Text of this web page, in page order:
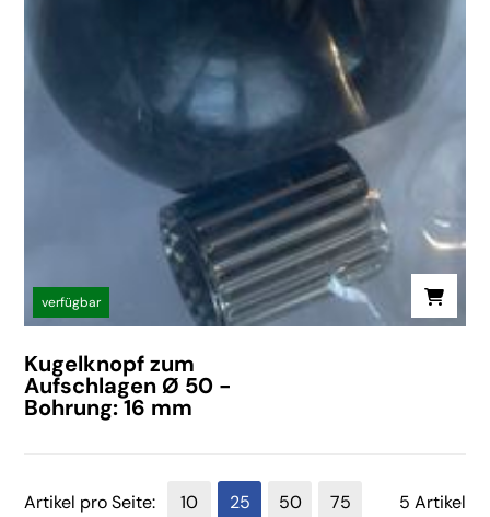
verfügbar
Kugelknopf zum
Aufschlagen Ø 50 -
Bohrung: 16 mm
5 Artikel
Artikel pro Seite: 10 25 50 75